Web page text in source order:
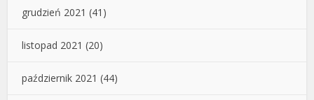
grudzień 2021 (41)
listopad 2021 (20)
październik 2021 (44)